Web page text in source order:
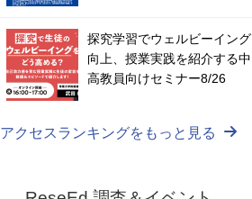
探究学習でウェルビーイング
向上、授業実践を紹介する中
高教員向けセミナー8/26
アクセスランキングをもっと見る